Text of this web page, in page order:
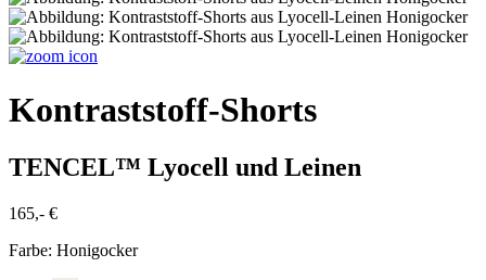
Kontraststoff-Shorts
TENCEL™ Lyocell und Leinen
165,- €
Farbe: Honigocker